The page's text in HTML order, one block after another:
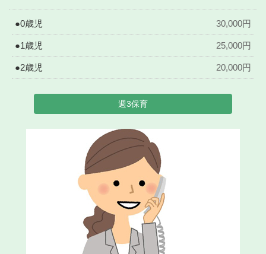
●0歳児 30,000円
●1歳児 25,000円
●2歳児 20,000円
週3保育